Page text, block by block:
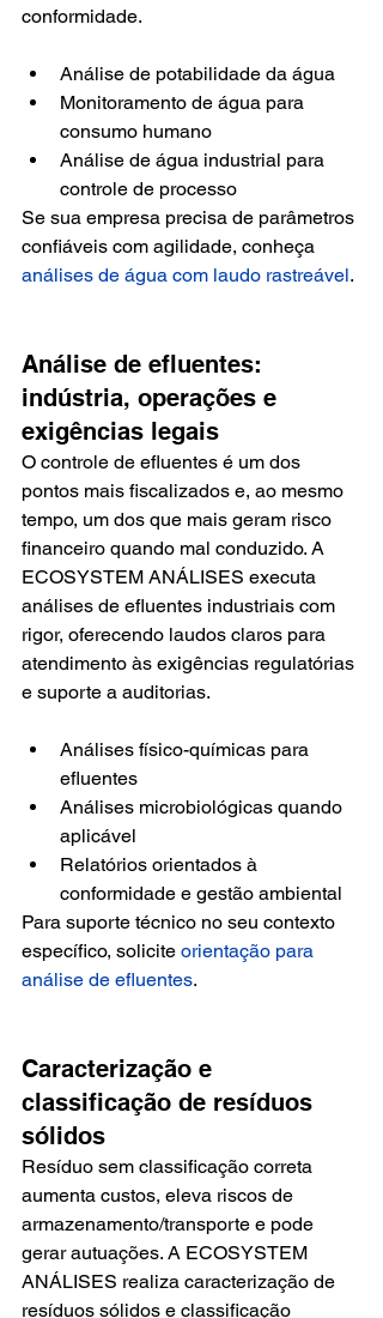
conformidade.
Análise de potabilidade da água
Monitoramento de água para
consumo humano
Análise de água industrial para
controle de processo
Se sua empresa precisa de parâmetros
confiáveis com agilidade, conheça
análises de água com laudo rastreável.
Análise de efluentes:
indústria, operações e
exigências legais
O controle de efluentes é um dos
pontos mais fiscalizados e, ao mesmo
tempo, um dos que mais geram risco
financeiro quando mal conduzido. A
ECOSYSTEM ANÁLISES executa
análises de efluentes industriais com
rigor, oferecendo laudos claros para
atendimento às exigências regulatórias
e suporte a auditorias.
Análises físico-químicas para
efluentes
Análises microbiológicas quando
aplicável
Relatórios orientados à
conformidade e gestão ambiental
Para suporte técnico no seu contexto
específico, solicite orientação para
análise de efluentes.
Caracterização e
classificação de resíduos
sólidos
Resíduo sem classificação correta
aumenta custos, eleva riscos de
armazenamento/transporte e pode
gerar autuações. A ECOSYSTEM
ANÁLISES realiza caracterização de
resíduos sólidos e classificação